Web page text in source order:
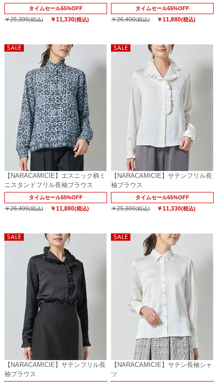
タイムセール55%OFF
￥25,300(税込) ￥11,330(税込)
タイムセール55%OFF
￥26,400(税込) ￥11,880(税込)
【NARACAMICIE】エスニック柄ミ
ニスタンドフリル長袖ブラウス
タイムセール55%OFF
￥26,400(税込) ￥11,880(税込)
【NARACAMICIE】サテンフリル長
袖ブラウス
タイムセール55%OFF
￥25,300(税込) ￥11,330(税込)
【NARACAMICIE】サテンフリル長
袖ブラウス
【NARACAMICIE】サテン長袖シャ
ツ